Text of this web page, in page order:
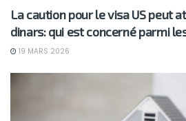
La caution pour le visa US peut
dinars: qui est concerné parmi
19 MARS 2026